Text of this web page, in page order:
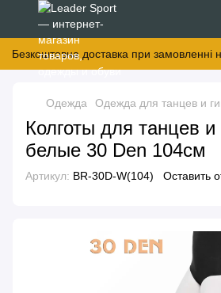
Безкоштовна доставка при замовленні
Одежда Одежда для танцев и
Колготы для танцев и
белые 30 Den 104см
Артикул: BR-30D-W(104) Оставить